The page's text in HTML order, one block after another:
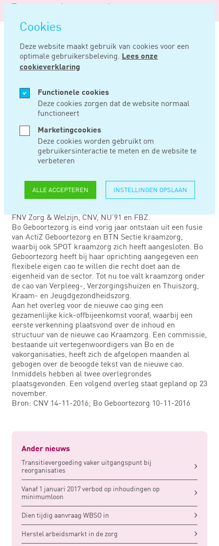
overslaan
Cookies
Deze website maakt gebruik van cookies voor een
optimale gebruikersbeleving. Lees onze
cookieverklaring
Functionele cookies
Deze cookies zorgen dat de website normaal
functioneert
Marketingcookies
Deze cookies worden gebruikt om
gebruikersinteractie te meten en de website te
verbeteren
ALLE ACCEPTEREN INSTELLINGEN OPSLAAN
Logo
Noord
Negentig
Home Nieuws Nieuwe cao op komst
NOV 15, 2016
NIEUWE CAO OP
KOMST
totstandkoming van de eerste cao Kraamzorg gestart.
Aan de onderhandelingen wordt deelgenomen door
FNV Zorg & Welzijn, CNV, NU’91 en FBZ.
Bo Geboortezorg is eind vorig jaar ontstaan uit een fusie
van ActiZ Geboortezorg en BTN Sectie kraamzorg,
waarbij ook SPOT kraamzorg zich heeft aangesloten. Bo
Geboortezorg heeft bij haar oprichting aangegeven een
flexibele eigen cao te willen die recht doet aan de
eigenheid van de sector. Tot nu toe valt kraamzorg onder
de cao van Verpleeg-, Verzorgingshuizen en Thuiszorg,
Kraam- en Jeugdgezondheidszorg.
Aan het overleg voor de nieuwe cao ging een
gezamenlijke kick-offbijeenkomst vooraf, waarbij een
eerste verkenning plaatsvond over de inhoud en
structuur van de nieuwe cao Kraamzorg. Een commissie,
bestaande uit vertegenwoordigers van Bo en de
vakorganisaties, heeft zich de afgelopen maanden al
gebogen over de beoogde tekst van de nieuwe cao.
Inmiddels hebben al twee overlegrondes
plaatsgevonden. Een volgend overleg staat gepland op 23
november.
Bron: CNV 14-11-2016; Bo Geboortezorg 10-11-2016
Ander nieuws
Transitievergoeding vaker uitgangspunt bij
reorganisaties
Vanaf 1 januari 2017 verbod op inhoudingen op
minimumloon
Dien tijdig aanvraag WBSO in
Herstel arbeidsmarkt in de zorg